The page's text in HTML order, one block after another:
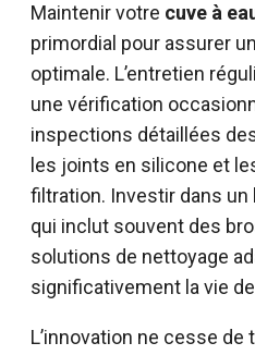
Maintenir votre cuve à
primordial pour assurer
optimale. L’entretien
une vérification
inspections détaillées
les joints en silicone et
filtration. Investir dans un
qui inclut souvent des
solutions de nettoyage
significativement la vie
L’innovation ne cesse